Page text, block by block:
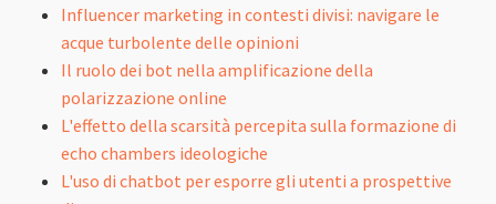
Influencer marketing in contesti divisi: navigare le
acque turbolente delle opinioni
Il ruolo dei bot nella amplificazione della
polarizzazione online
L'effetto della scarsità percepita sulla formazione di
echo chambers ideologiche
L'uso di chatbot per esporre gli utenti a prospettive